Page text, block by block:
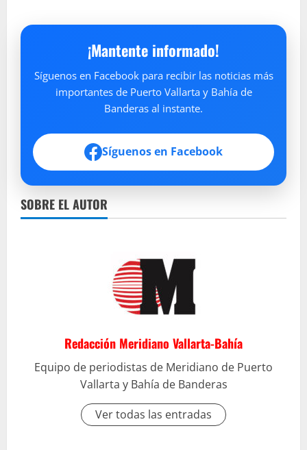
¡Mantente informado!
Síguenos en Facebook para recibir las noticias más
importantes de Puerto Vallarta y Bahía de
Banderas al instante.
Síguenos en Facebook
SOBRE EL AUTOR
Redacción Meridiano Vallarta-Bahía
Equipo de periodistas de Meridiano de Puerto
Vallarta y Bahía de Banderas
Ver todas las entradas